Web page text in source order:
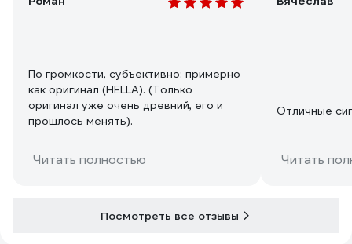
По громкости, субъективно: примерно
как оригинал (HELLA). (Только
оригинал уже очень древний, его и
прошлось менять).
Читать полностью
Отличные
Читать
Посмотреть все отзывы